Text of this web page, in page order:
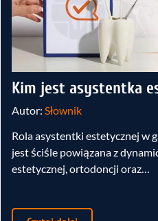
Kim jest asystentka
Autor: Słownik
Rola asystentki estetycznej w
jest ściśle powiązana z
estetycznej, ortodoncji oraz…